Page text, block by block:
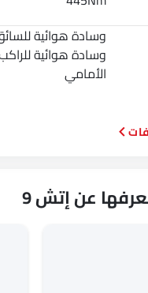
وسادة هوائية
وسادة هوائية
الأمامي